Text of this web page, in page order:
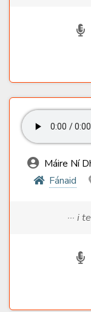
Máire Ní
Fánaid
··· i